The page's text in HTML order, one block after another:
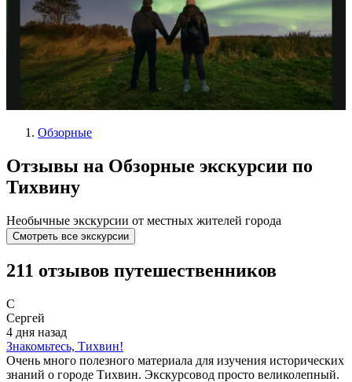
Обзорные
Отзывы на Обзорные экскурсии по
Тихвину
Необычные экскурсии от местных жителей города
Смотреть все экскурсии
211 отзывов путешественников
С
Сергей
4 дня назад
Знакомьтесь, Тихвин!
Очень много полезного материала для изучения исторических
знаний о городе Тихвин. Экскурсовод просто великолепный.